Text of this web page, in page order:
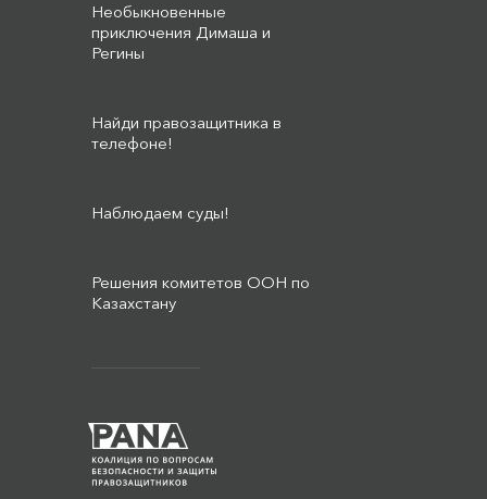
Необыкновенные
приключения Димаша и
Регины
Найди правозащитника в
телефоне!
Наблюдаем суды!
Решения комитетов ООН по
Казахстану